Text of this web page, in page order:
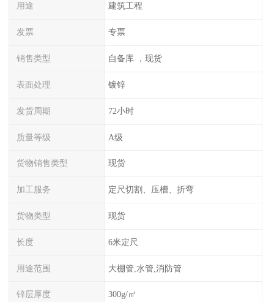
用途 建筑工程
发票 专票
销售类型 自备库 ，现货
表面处理 镀锌
发货周期 72小时
质量等级 A级
货物销售类型 现货
加工服务 定尺切割、压槽、折弯
货物类型 现货
长度 6米定尺
用途范围 大棚管,水管,消防管
锌层厚度 300g/㎡